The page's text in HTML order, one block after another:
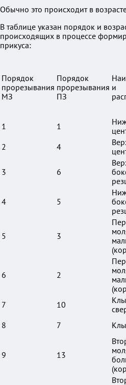
Обычно это происходит в
В таблице указан порядок и
происходящих в процессе
прикуса:
Порядок
прорезывания
МЗ
Порядок
прорезывания
ПЗ
и
1
1
2
4
3 6
4 5
5 3
6 2
7 10
8
7
9 13